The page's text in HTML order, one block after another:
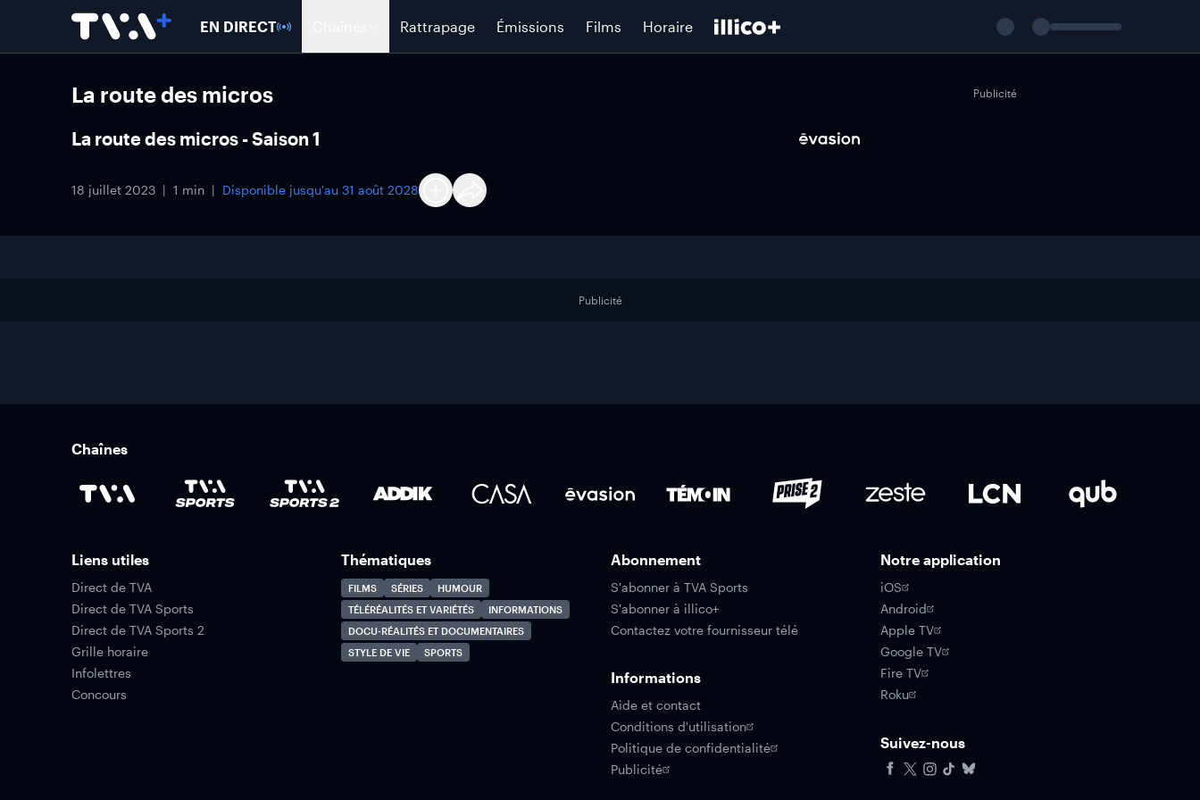
EN DIRECT Rattrapage Émissions Films Horaire
La route des micros
La route des micros - Saison 1
18 juillet 2023 1 min Disponible jusqu'au 31 août 2028
Publicité
Publicité
Chaînes
Liens utiles
Direct de TVA
Direct de TVA Sports
Direct de TVA Sports 2
Grille horaire
Infolettres
Concours
Thématiques
FILMS SÉRIES
HUMOUR
TÉLÉRÉALITÉS ET VARIÉTÉS
INFORMATIONS
DOCU-RÉALITÉS ET DOCUMENTAIRES
STYLE DE VIE
SPORTS
Abonnement
S'abonner à TVA Sports
S'abonner à illico+
Contactez votre fournisseur télé
Informations
Aide et contact
Conditions d'utilisation
Politique de confidentialité
Publicité
Notre application
iOS
Android
Apple TV
Google TV
Fire TV
Roku
Suivez-nous